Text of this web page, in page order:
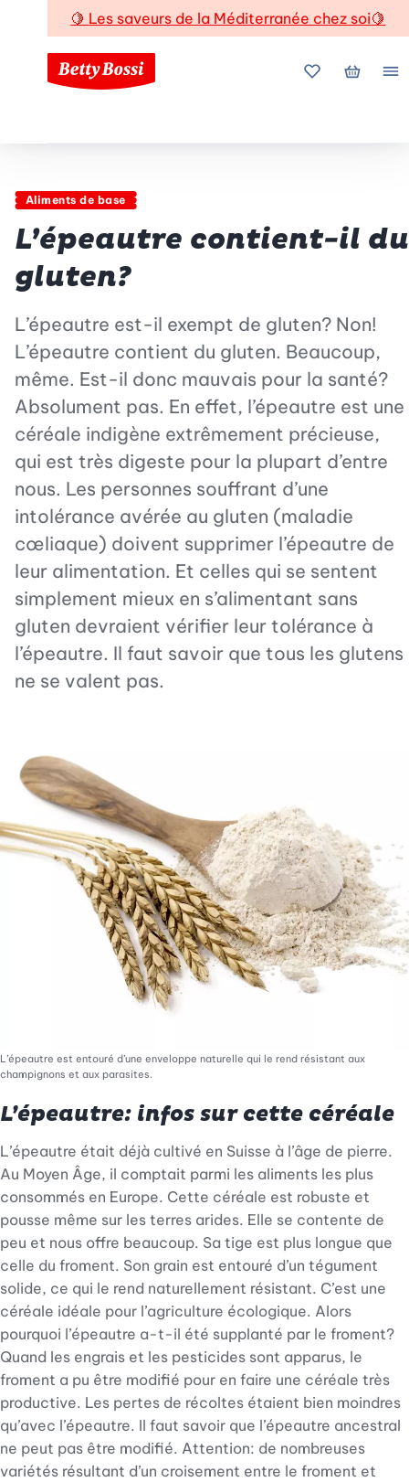
🍋 Les saveurs de la Méditerranée chez soi🍋
Mes favoris
Mon
Aliments de base
L’épeautre contient-il du
gluten?
L’épeautre est-il exempt de gluten? Non!
L’épeautre contient du gluten. Beaucoup,
même. Est-il donc mauvais pour la santé?
Absolument pas. En effet, l’épeautre est une
céréale indigène extrêmement précieuse,
qui est très digeste pour la plupart d’entre
nous. Les personnes souffrant d’une
intolérance avérée au gluten (maladie
cœliaque) doivent supprimer l’épeautre de
leur alimentation. Et celles qui se sentent
simplement mieux en s’alimentant sans
gluten devraient vérifier leur tolérance à
l’épeautre. Il faut savoir que tous les glutens
ne se valent pas.
L’épeautre est entouré d’une enveloppe naturelle qui le rend résistant aux
champignons et aux parasites.
L’épeautre: infos sur cette céréale
L’épeautre était déjà cultivé en Suisse à l’âge de pierre.
Au Moyen Âge, il comptait parmi les aliments les plus
consommés en Europe. Cette céréale est robuste et
pousse même sur les terres arides. Elle se contente de
peu et nous offre beaucoup. Sa tige est plus longue que
celle du froment. Son grain est entouré d’un tégument
solide, ce qui le rend naturellement résistant. C’est une
céréale idéale pour l’agriculture écologique. Alors
pourquoi l’épeautre a-t-il été supplanté par le froment?
Quand les engrais et les pesticides sont apparus, le
froment a pu être modifié pour en faire une céréale très
productive. Les pertes de récoltes étaient bien moindres
qu’avec l’épeautre. Il faut savoir que l’épeautre ancestral
ne peut pas être modifié. Attention: de nombreuses
variétés résultant d’un croisement entre le froment et